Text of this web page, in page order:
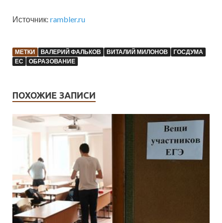
Источник: rambler.ru
МЕТКИ ВАЛЕРИЙ ФАЛЬКОВ ВИТАЛИЙ МИЛОНОВ
ГОСДУМА
ЕС
ОБРАЗОВАНИЕ
ПОХОЖИЕ ЗАПИСИ